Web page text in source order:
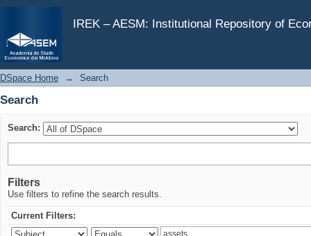
IREK – AESM: Institutional Repository of
Search
DSpace Home → Search
Search
Search:
Filters
Use filters to refine the search results.
Current Filters: